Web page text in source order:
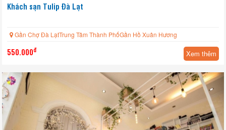
Khách sạn Tulip Đà Lạt
Gần Chợ Đà LạtTrung Tâm Thành PhốGần Hồ Xuân Hương
550.000đ Xem thêm